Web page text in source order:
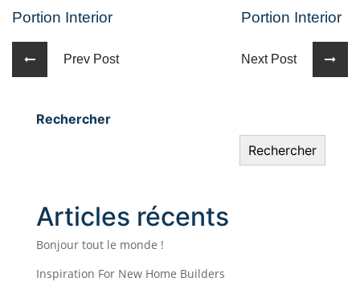
Portion Interior
Prev Post
Portion Interior
Next Post
Rechercher
Rechercher
Articles récents
Bonjour tout le monde !
Inspiration For New Home Builders